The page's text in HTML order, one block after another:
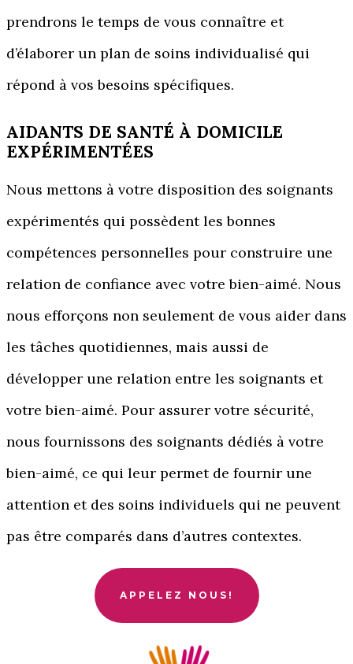
prendrons le temps de vous connaître et
d’élaborer un plan de soins individualisé qui
répond à vos besoins spécifiques.
AIDANTS DE SANTÉ À DOMICILE
EXPÉRIMENTÉES
Nous mettons à votre disposition des soignants
expérimentés qui possèdent les bonnes
compétences personnelles pour construire une
relation de confiance avec votre bien-aimé. Nous
nous efforçons non seulement de vous aider dans
les tâches quotidiennes, mais aussi de
développer une relation entre les soignants et
votre bien-aimé. Pour assurer votre sécurité,
nous fournissons des soignants dédiés à votre
bien-aimé, ce qui leur permet de fournir une
attention et des soins individuels qui ne peuvent
pas être comparés dans d’autres contextes.
APPELEZ NOUS!